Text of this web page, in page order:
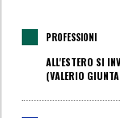
PROFESSIONI
ALL'ESTERO SI
(VALERIO